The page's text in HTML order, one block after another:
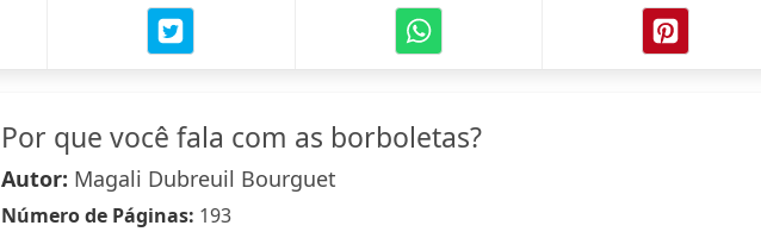
Por que você fala com as borboletas?
Autor: Magali Dubreuil Bourguet
Número de Páginas: 193